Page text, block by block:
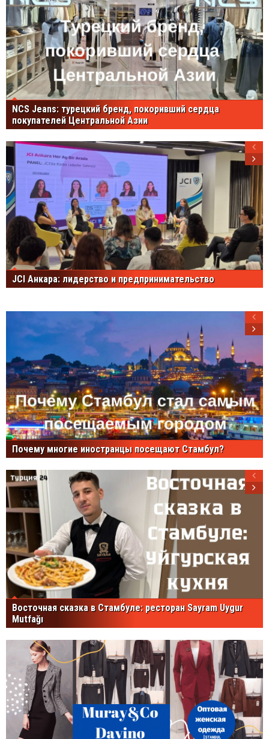
NCS Jeans: турецкий бренд, покоривший сердца
покупателей Центральной Азии
JCI Анкара: лидерство и предпринимательство
Почему многие иностранцы посещают Стамбул?
Восточная сказка в Стамбуле: ресторан Sayram Uygur
Mutfağı